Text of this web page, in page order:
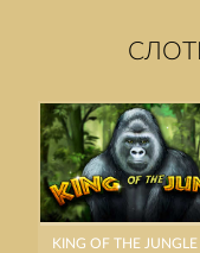
KING OF THE JUNGLE